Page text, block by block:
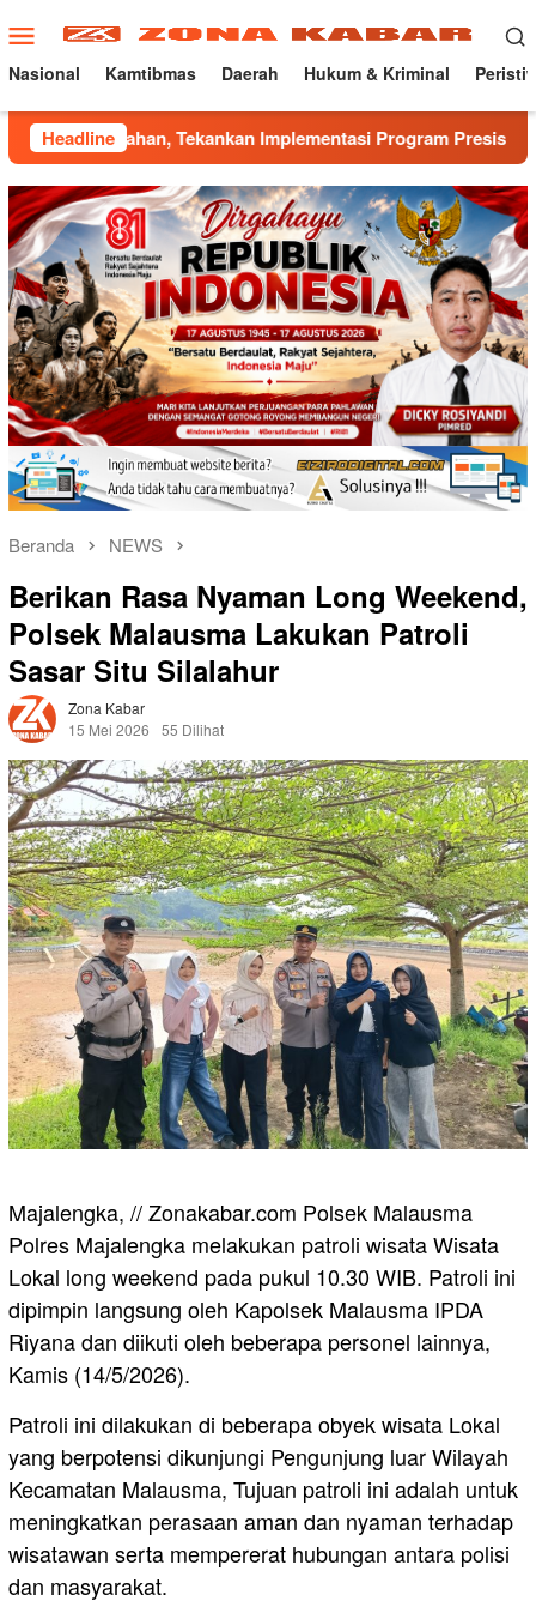
ke
konten
Menu
Mobile
Nasional Kamtibmas Daerah Hukum & Kriminal
Headline
Tekankan Implementasi Program Presisi Kapolri
Beranda NEWS
Berikan Rasa Nyaman Long Weekend,
Polsek Malausma Lakukan Patroli
Sasar Situ Silalahur
Zona Kabar
15 Mei 2026
55 Dilihat
Majalengka, // Zonakabar.com Polsek Malausma
Polres Majalengka melakukan patroli wisata Wisata
Lokal long weekend pada pukul 10.30 WIB. Patroli ini
dipimpin langsung oleh Kapolsek Malausma IPDA
Riyana dan diikuti oleh beberapa personel lainnya,
Kamis (14/5/2026).
Patroli ini dilakukan di beberapa obyek wisata Lokal
yang berpotensi dikunjungi Pengunjung luar Wilayah
Kecamatan Malausma, Tujuan patroli ini adalah untuk
meningkatkan perasaan aman dan nyaman terhadap
wisatawan serta mempererat hubungan antara polisi
dan masyarakat.